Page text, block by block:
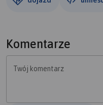
Komentarze
Twój komentarz